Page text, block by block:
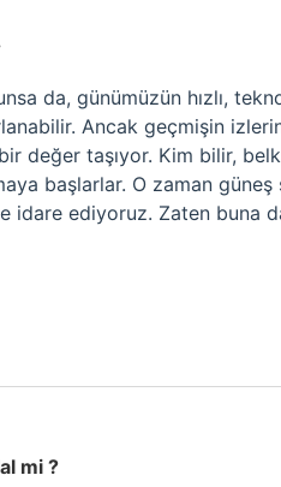
da, günümüzün hızlı,
Ancak geçmişin
değer taşıyor. Kim bilir,
başlarlar. O zaman güneş
idare ediyoruz. Zaten buna
mi ?